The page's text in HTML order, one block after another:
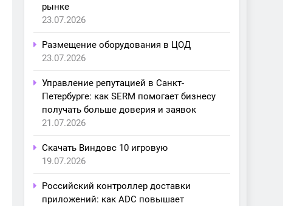
рынке
23.07.2026
Размещение оборудования в ЦОД
23.07.2026
Управление репутацией в Санкт-
Петербурге: как SERM помогает бизнесу
получать больше доверия и заявок
21.07.2026
Скачать Виндовс 10 игровую
19.07.2026
Российский контроллер доставки
приложений: как ADC повышает